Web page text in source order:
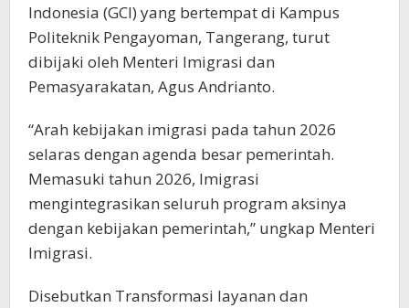
Indonesia (GCI) yang bertempat di Kampus
Politeknik Pengayoman, Tangerang, turut
dibijaki oleh Menteri Imigrasi dan
Pemasyarakatan, Agus Andrianto.
“Arah kebijakan imigrasi pada tahun 2026
selaras dengan agenda besar pemerintah.
Memasuki tahun 2026, Imigrasi
mengintegrasikan seluruh program aksinya
dengan kebijakan pemerintah,” ungkap Menteri
Imigrasi.
Disebutkan Transformasi layanan dan